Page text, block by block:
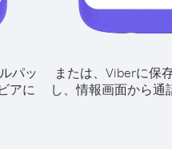
パッ
アに
または、Viberに保
し、情報画面から通